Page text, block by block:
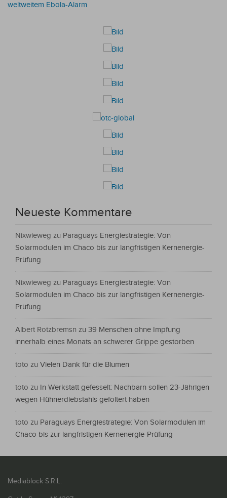
weltweitem Ebola-Alarm
Neueste Kommentare
Nixwieweg zu Paraguays Energiestrategie: Von
Solarmodulen im Chaco bis zur langfristigen Kernenergie-
Prüfung
Nixwieweg zu Paraguays Energiestrategie: Von
Solarmodulen im Chaco bis zur langfristigen Kernenergie-
Prüfung
Albert Rotzbremsn zu 39 Menschen ohne Impfung
innerhalb eines Monats an schwerer Grippe gestorben
toto zu Vielen Dank für die Blumen
toto zu In Werkstatt gefesselt: Nachbarn sollen 23-Jährigen
wegen Hühnerdiebstahls gefoltert haben
toto zu Paraguays Energiestrategie: Von Solarmodulen im
Chaco bis zur langfristigen Kernenergie-Prüfung
Mediablock S.R.L.